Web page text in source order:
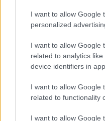
I want to allow Google
personalized
I want to allow Google
related to analytics
device identifiers in
I want to allow Google
related to functionality
I want to allow Google
persze, hogy nem
Normális, kedves
Akkor leszünk sikeres
14 éve